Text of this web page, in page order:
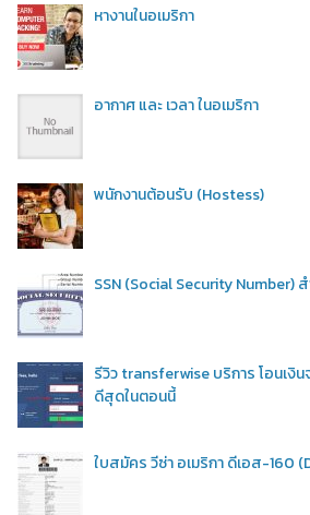
หางานในอเมริกา
อากาศ และ เวลา ในอเมริกา
พนักงานต้อนรับ (Hostess)
SSN (Social Security Number)
รีวิว transferwise บริการ โอนเงิน
ดีสุดในตอนนี้
ใบสมัคร วีซ่า อเมริกา ดีเอส-160